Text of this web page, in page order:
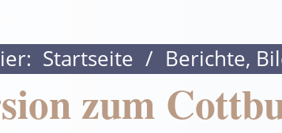
Startseite / Berichte,
zum